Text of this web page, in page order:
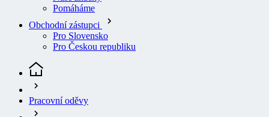
Obchodní zástupci
Pro Slovensko
Pro Českou republiku
Pracovní oděvy
Trička